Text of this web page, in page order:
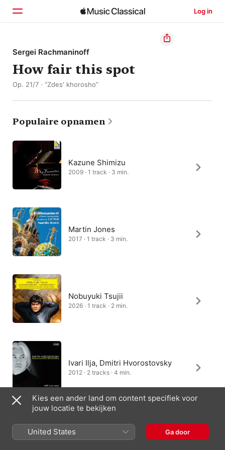
Log in
Home
Ontdek
Sergei Rachmaninoff
How fair this spot
Op. 21/7 · “Zdes′ khorosho”
Populaire opnamen
Kazune Shimizu
2009 · 1 track · 3 min.
Martin Jones
2017 · 1 track · 3 min.
Nobuyuki Tsujii
2026 · 1 track · 2 min.
Ivari Ilja, Dmitri Hvorostovsky
2012 · 2 tracks · 4 min.
Marie Sophie Hauzel, Jan Vogler
2026 · 1 track · 1 min.
Kies een ander land om content specifiek voor
jouw locatie te bekijken
United States Ga door